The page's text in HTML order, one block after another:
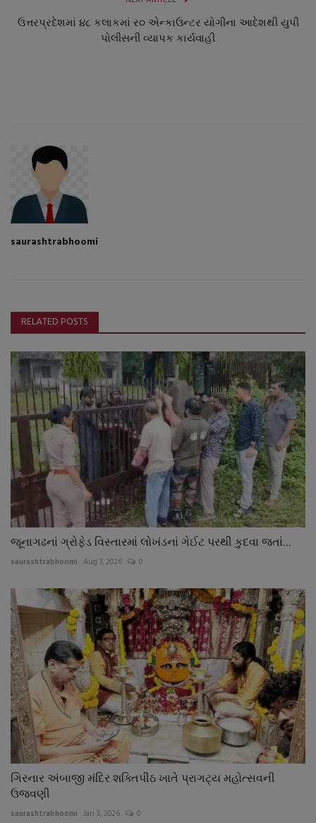
ઉત્તરપ્રદેશમાં ૪૮ કલાકમાં ર૦ એન્કાઉન્ટર યોગીના આદેશથી યુપી
પોલીસની વ્યાપક કાર્યવાહી
saurashtrabhoomi
RELATED POSTS
જૂનાગઢનાં ગ્રોફેડ વિસ્તારમાં લોખંડનાં ગેઈટ પરથી કુદવા જતાં...
saurashtrabhoomi Aug 1, 2026 0
ગિરનાર અંબાજી મંદિર શક્તિપીઠ ખાતે પ્રાગટ્ય મહોત્સવની
ઉજવણી
saurashtrabhoomi Jan 3, 2026 0